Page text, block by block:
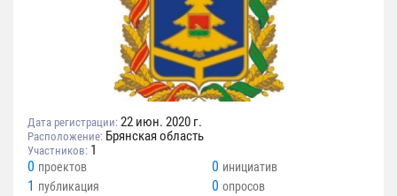
Дата регистрации: 22 июн. 2020 г.
Расположение: Брянская область
Участников: 1
0 проектов 0 инициатив
1 публикация 0 опросов